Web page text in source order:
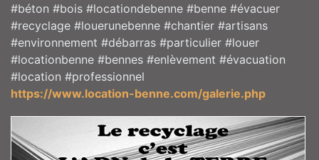
#béton #bois #locationdebenne #benne #évacuer
#recyclage #louerunebenne #chantier #artisans
#environnement #débarras #particulier #louer
#locationbenne #bennes #enlèvement #évacuation
#location #professionnel
https://www.location-benne.com/galerie.php